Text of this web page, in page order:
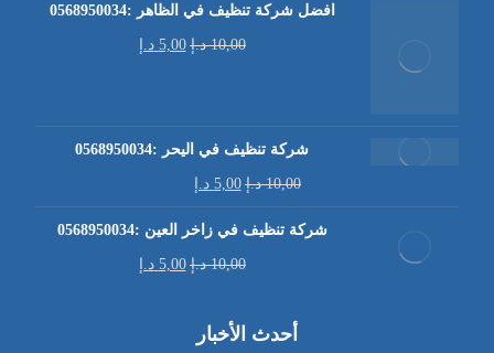
افضل شركة تنظيف في الظاهر :0568950034
10,00 د.إ 5,00 د.إ
شركة تنظيف في اليحر :0568950034
10,00 د.إ 5,00 د.إ
شركة تنظيف في زاخر العين :0568950034
10,00 د.إ 5,00 د.إ
أحدث الأخبار